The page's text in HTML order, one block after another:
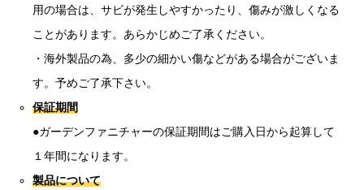
用の場合は、サビが発生しやすかったり、傷みが激しくなる
ことがあります。あらかじめご了承ください。
・海外製品の為、多少の細かい傷などがある場合がございま
す。予めご了承下さい。
保証期間
●ガーデンファニチャーの保証期間はご購入日から起算して
１年間になります。
製品について